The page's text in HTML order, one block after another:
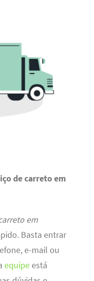
de carreto em
em
Basta entrar
e-mail ou
equipeestá